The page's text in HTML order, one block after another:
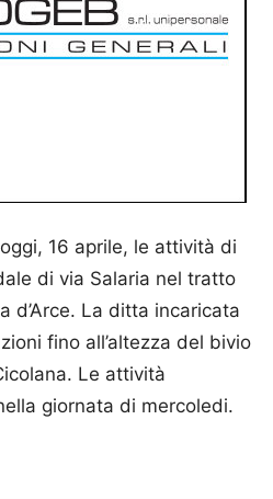
16 aprile, le attività di
di via Salaria nel tratto
d’Arce. La ditta incaricata
fino all’altezza del bivio
Le attività
giornata di mercoledi.